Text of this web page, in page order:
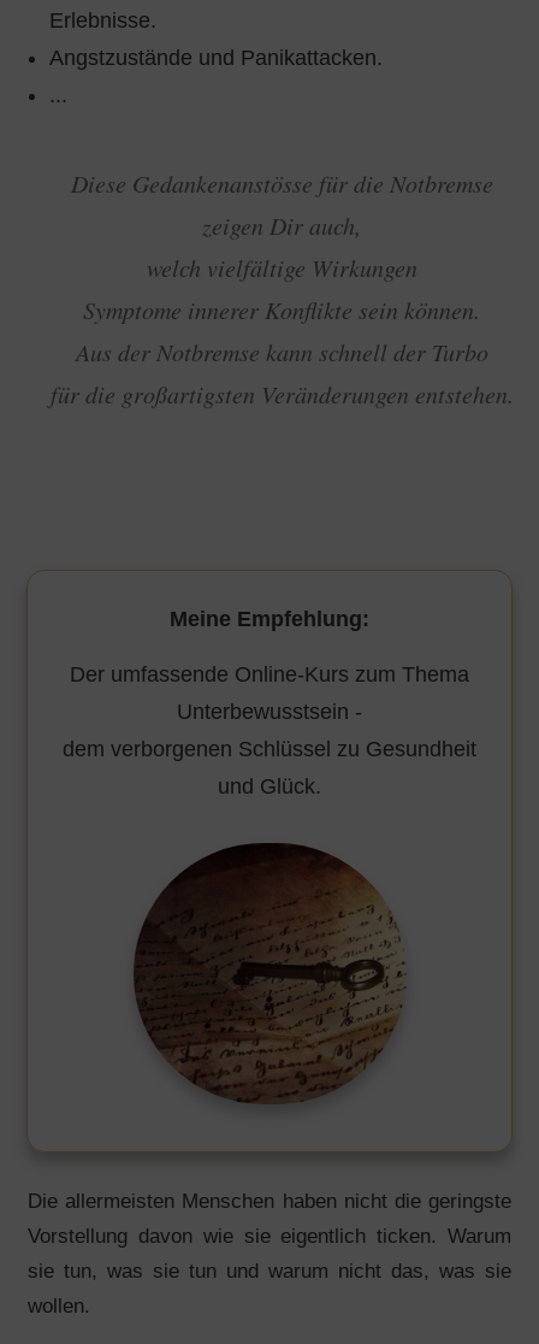
Erlebnisse.
Angstzustände und Panikattacken.
...
Diese Gedankenanstösse für die Notbremse
zeigen Dir auch,
welch vielfältige Wirkungen
Symptome innerer Konflikte sein können.
Aus der Notbremse kann schnell der Turbo
für die großartigsten Veränderungen entstehen.
Meine Empfehlung:
Der umfassende Online-Kurs zum Thema
Unterbewusstsein -
dem verborgenen Schlüssel zu Gesundheit
und Glück.
Die allermeisten Menschen haben nicht die geringste
Vorstellung davon wie sie eigentlich ticken. Warum
sie tun, was sie tun und warum nicht das, was sie
wollen.